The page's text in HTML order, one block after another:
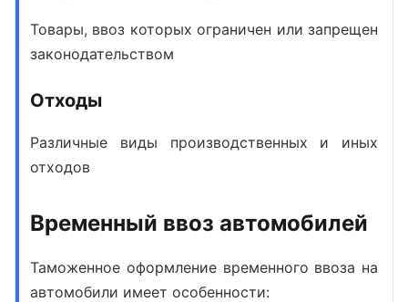
Товары, ввоз которых ограничен или запрещен
законодательством
Отходы
Различные виды производственных и иных
отходов
Временный ввоз автомобилей
Таможенное оформление временного ввоза на
автомобили имеет особенности: